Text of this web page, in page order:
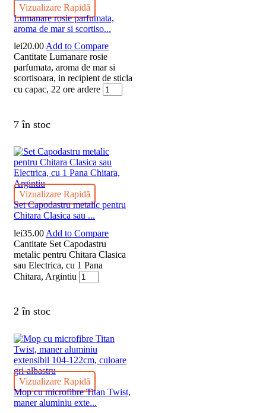
Vizualizare Rapidă
Lumanare rosie parfumata,
aroma de mar si scortiso...
lei20.00 Add to Compare
Cantitate Lumanare rosie
parfumata, aroma de mar si
scortisoara, in recipient de sticla
cu capac, 22 ore ardere
7 în stoc
Vizualizare Rapidă
Set Capodastru metalic pentru
Chitara Clasica sau ...
lei35.00 Add to Compare
Cantitate Set Capodastru
metalic pentru Chitara Clasica
sau Electrica, cu 1 Pana
Chitara, Argintiu
2 în stoc
Vizualizare Rapidă
Mop cu microfibre Titan Twist,
maner aluminiu exte...